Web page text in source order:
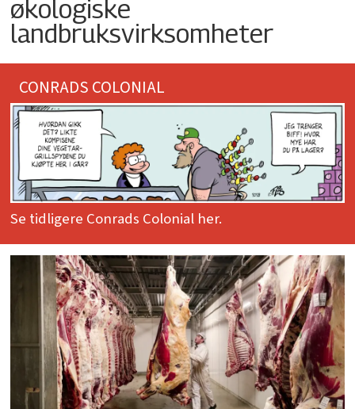
økologiske
landbruksvirksomheter
CONRADS COLONIAL
Se tidligere Conrads Colonial her.